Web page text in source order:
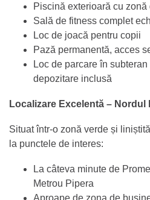
Piscină exterioară cu zonă
Sală de fitness complet
Loc de joacă pentru copii
Pază permanentă, acces
Loc de parcare în
depozitare inclusă
Localizare Excelentă –
Situat într-o zonă verde și
la punctele de interes:
La câteva minute de
Metrou Pipera
Aproape de zona de